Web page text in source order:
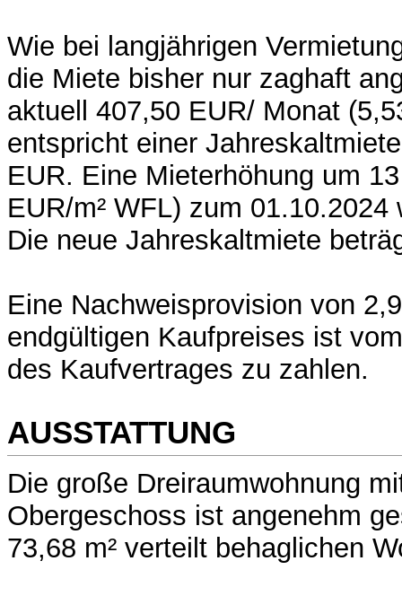
Wie bei langjährigen
die Miete bisher nur zaghaft
aktuell 407,50 EUR/ Monat
entspricht einer
EUR. Eine Mieterhöhung um
EUR/m² WFL) zum
Die neue Jahreskaltmiete
Eine Nachweisprovision von
endgültigen Kaufpreises ist
des Kaufvertrages zu zahlen.
AUSSTATTUNG
Die große Dreiraumwohnung
Obergeschoss ist angenehm
73,68 m² verteilt behaglichen